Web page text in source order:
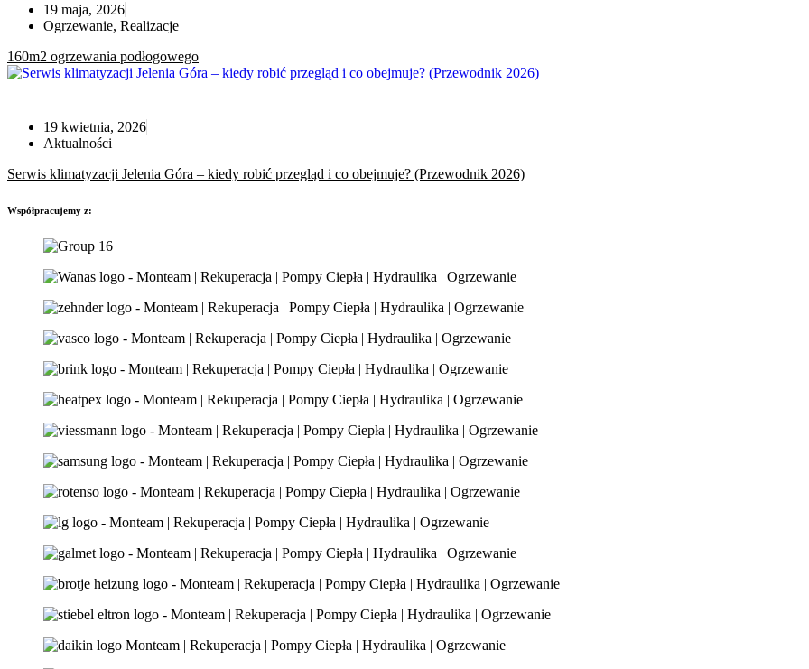
19 maja, 2026
Ogrzewanie, Realizacje
160m2 ogrzewania podłogowego
19 kwietnia, 2026
Aktualności
Serwis klimatyzacji Jelenia Góra – kiedy robić przegląd i co obejmuje? (Przewodnik 2026)
Współpracujemy z: